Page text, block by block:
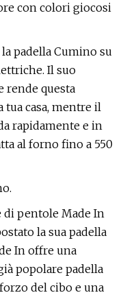
con colori giocosi
padella Cumino su
Il suo
rende questa
tua casa, mentre il
rapidamente e in
al forno fino a 550
di pentole Made In
la sua padella
In offre una
popolare padella
del cibo e una